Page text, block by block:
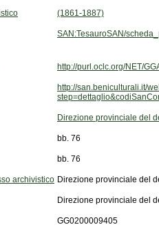
(1861-1887)
SAN:TesauroSAN/
http://purl.oclc.org/NET/
Direzione provinciale del
bb. 76
bb. 76
archivistico Direzione provinciale del
Direzione provinciale del
GG0200009405